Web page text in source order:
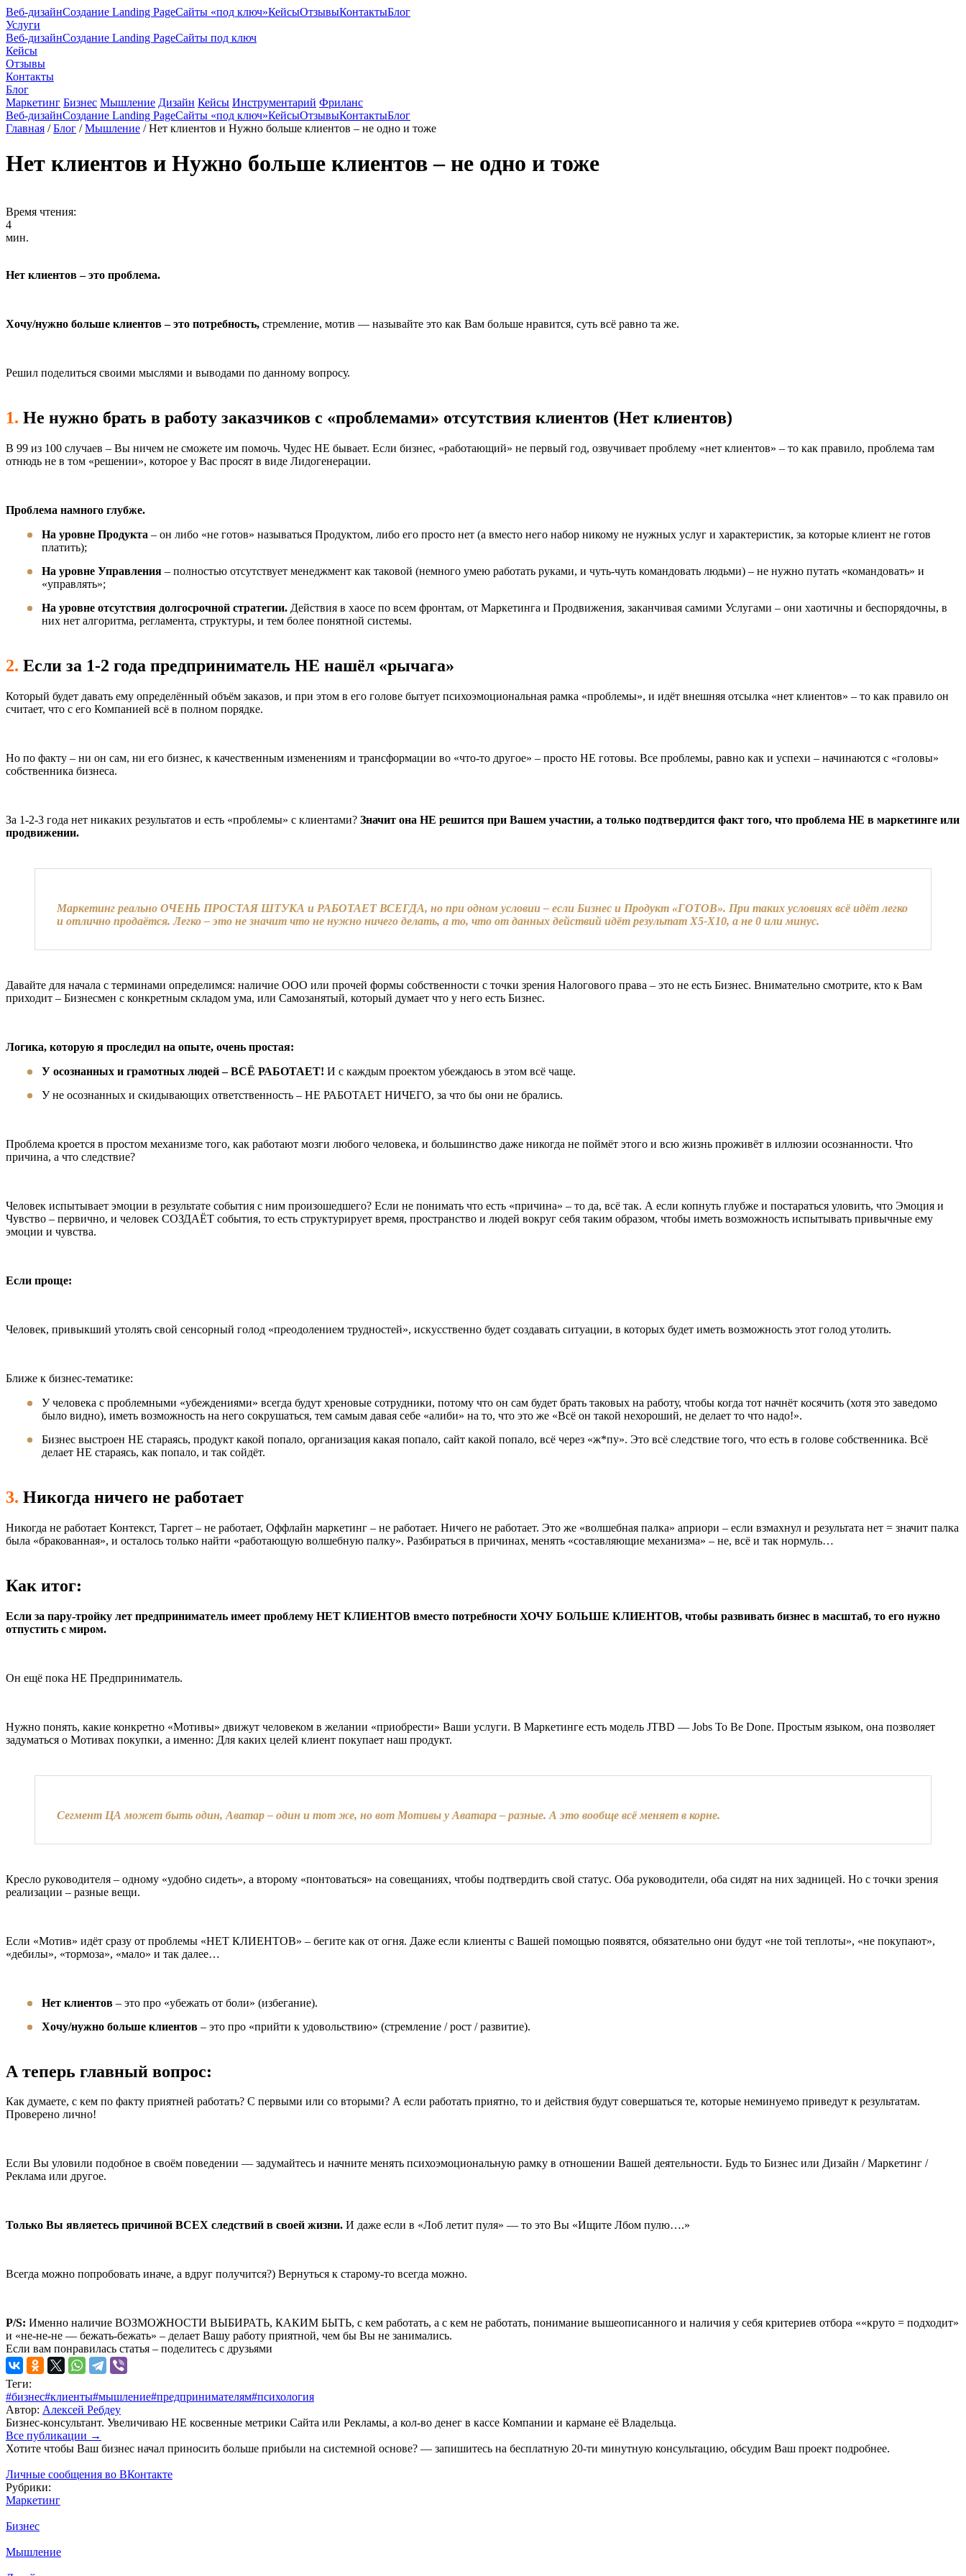
Веб-дизайнСоздание Landing PageСайты «под ключ»КейсыОтзывыКонтактыБлог
Услуги
Веб-дизайнСоздание Landing PageСайты под ключ
Кейсы
Отзывы
Контакты
Блог
Маркетинг Бизнес Мышление Дизайн Кейсы Инструментарий Фриланс
Веб-дизайнСоздание Landing PageСайты «под ключ»КейсыОтзывыКонтактыБлог
Главная /Блог / Мышление / Нет клиентов и Нужно больше клиентов – не одно и тоже
Нет клиентов и Нужно больше клиентов – не одно и тоже
Время чтения:
4
мин.
Нет клиентов – это проблема.
Хочу/нужно больше клиентов – это потребность, стремление, мотив — называйте это как Вам больше нравится, суть всё равно та же.
Решил поделиться своими мыслями и выводами по данному вопросу.
1. Не нужно брать в работу заказчиков с «проблемами» отсутствия клиентов (Нет клиентов)
В 99 из 100 случаев – Вы ничем не сможете им помочь. Чудес НЕ бывает. Если бизнес, «работающий» не первый год, озвучивает проблему «нет клиентов» – то как правило, проблема там
отнюдь не в том «решении», которое у Вас просят в виде Лидогенерации.
Проблема намного глубже.
На уровне Продукта – он либо «не готов» называться Продуктом, либо его просто нет (а вместо него набор никому не нужных услуг и характеристик, за которые клиент не готов
платить);
На уровне Управления – полностью отсутствует менеджмент как таковой (немного умею работать руками, и чуть-чуть командовать людьми) – не нужно путать «командовать» и
«управлять»;
На уровне отсутствия долгосрочной стратегии. Действия в хаосе по всем фронтам, от Маркетинга и Продвижения, заканчивая самими Услугами – они хаотичны и беспорядочны, в
них нет алгоритма, регламента, структуры, и тем более понятной системы.
2. Если за 1-2 года предприниматель НЕ нашёл «рычага»
Который будет давать ему определённый объём заказов, и при этом в его голове бытует психоэмоциональная рамка «проблемы», и идёт внешняя отсылка «нет клиентов» – то как правило он
считает, что с его Компанией всё в полном порядке.
Но по факту – ни он сам, ни его бизнес, к качественным изменениям и трансформации во «что-то другое» – просто НЕ готовы. Все проблемы, равно как и успехи – начинаются с «головы»
собственника бизнеса.
За 1-2-3 года нет никаких результатов и есть «проблемы» с клиентами? Значит она НЕ решится при Вашем участии, а только подтвердится факт того, что проблема НЕ в маркетинге или
продвижении.
Маркетинг реально ОЧЕНЬ ПРОСТАЯ ШТУКА и РАБОТАЕТ ВСЕГДА, но при одном условии – если Бизнес и Продукт «ГОТОВ». При таких условиях всё идёт легко
и отлично продаётся. Легко – это не значит что не нужно ничего делать, а то, что от данных действий идёт результат Х5-Х10, а не 0 или минус.
Давайте для начала с терминами определимся: наличие ООО или прочей формы собственности с точки зрения Налогового права – это не есть Бизнес. Внимательно смотрите, кто к Вам
приходит – Бизнесмен с конкретным складом ума, или Самозанятый, который думает что у него есть Бизнес.
Логика, которую я проследил на опыте, очень простая:
У осознанных и грамотных людей – ВСЁ РАБОТАЕТ! И с каждым проектом убеждаюсь в этом всё чаще.
У не осознанных и скидывающих ответственность – НЕ РАБОТАЕТ НИЧЕГО, за что бы они не брались.
Проблема кроется в простом механизме того, как работают мозги любого человека, и большинство даже никогда не поймёт этого и всю жизнь проживёт в иллюзии осознанности. Что
причина, а что следствие?
Человек испытывает эмоции в результате события с ним произошедшего? Если не понимать что есть «причина» – то да, всё так. А если копнуть глубже и постараться уловить, что Эмоция и
Чувство – первично, и человек СОЗДАЁТ события, то есть структурирует время, пространство и людей вокруг себя таким образом, чтобы иметь возможность испытывать привычные ему
эмоции и чувства.
Если проще:
Человек, привыкший утолять свой сенсорный голод «преодолением трудностей», искусственно будет создавать ситуации, в которых будет иметь возможность этот голод утолить.
Ближе к бизнес-тематике:
У человека с проблемными «убеждениями» всегда будут хреновые сотрудники, потому что он сам будет брать таковых на работу, чтобы когда тот начнёт косячить (хотя это заведомо
было видно), иметь возможность на него сокрушаться, тем самым давая себе «алиби» на то, что это же «Всё он такой нехороший, не делает то что надо!».
Бизнес выстроен НЕ стараясь, продукт какой попало, организация какая попало, сайт какой попало, всё через «ж*пу». Это всё следствие того, что есть в голове собственника. Всё
делает НЕ стараясь, как попало, и так сойдёт.
3. Никогда ничего не работает
Никогда не работает Контекст, Таргет – не работает, Оффлайн маркетинг – не работает. Ничего не работает. Это же «волшебная палка» априори – если взмахнул и результата нет = значит палка
была «бракованная», и осталось только найти «работающую волшебную палку». Разбираться в причинах, менять «составляющие механизма» – не, всё и так нормуль…
Как итог:
Если за пару-тройку лет предприниматель имеет проблему НЕТ КЛИЕНТОВ вместо потребности ХОЧУ БОЛЬШЕ КЛИЕНТОВ, чтобы развивать бизнес в масштаб, то его нужно
отпустить с миром.
Он ещё пока НЕ Предприниматель.
Нужно понять, какие конкретно «Мотивы» движут человеком в желании «приобрести» Ваши услуги. В Маркетинге есть модель JTBD — Jobs To Be Done. Простым языком, она позволяет
задуматься о Мотивах покупки, а именно: Для каких целей клиент покупает наш продукт.
Сегмент ЦА может быть один, Аватар – один и тот же, но вот Мотивы у Аватара – разные. А это вообще всё меняет в корне.
Кресло руководителя – одному «удобно сидеть», а второму «понтоваться» на совещаниях, чтобы подтвердить свой статус. Оба руководители, оба сидят на них задницей. Но с точки зрения
реализации – разные вещи.
Если «Мотив» идёт сразу от проблемы «НЕТ КЛИЕНТОВ» – бегите как от огня. Даже если клиенты с Вашей помощью появятся, обязательно они будут «не той теплоты», «не покупают»,
«дебилы», «тормоза», «мало» и так далее…
Нет клиентов – это про «убежать от боли» (избегание).
Хочу/нужно больше клиентов – это про «прийти к удовольствию» (стремление / рост / развитие).
А теперь главный вопрос:
Как думаете, с кем по факту приятней работать? С первыми или со вторыми? А если работать приятно, то и действия будут совершаться те, которые неминуемо приведут к результатам.
Проверено лично!
Если Вы уловили подобное в своём поведении — задумайтесь и начните менять психоэмоциональную рамку в отношении Вашей деятельности. Будь то Бизнес или Дизайн / Маркетинг /
Реклама или другое.
Только Вы являетесь причиной ВСЕХ следствий в своей жизни. И даже если в «Лоб летит пуля» — то это Вы «Ищите Лбом пулю….»
Всегда можно попробовать иначе, а вдруг получится?) Вернуться к старому-то всегда можно.
P/S: Именно наличие ВОЗМОЖНОСТИ ВЫБИРАТЬ, КАКИМ БЫТЬ, с кем работать, а с кем не работать, понимание вышеописанного и наличия у себя критериев отбора ««круто = подходит»
и «не-не-не — бежать-бежать» – делает Вашу работу приятной, чем бы Вы не занимались.
Если вам понравилась статья – поделитесь с друзьями
Теги:
#бизнес#клиенты#мышление#предпринимателям#психология
Автор: Алексей Ребдеу
Бизнес-консультант. Увеличиваю НЕ косвенные метрики Сайта или Рекламы, а кол-во денег в кассе Компании и кармане её Владельца.
Все публикации →
Хотите чтобы Ваш бизнес начал приносить больше прибыли на системной основе? — запишитесь на бесплатную 20-ти минутную консультацию, обсудим Ваш проект подробнее.
Личные сообщения во ВКонтакте
Рубрики:
Маркетинг
Бизнес
Мышление